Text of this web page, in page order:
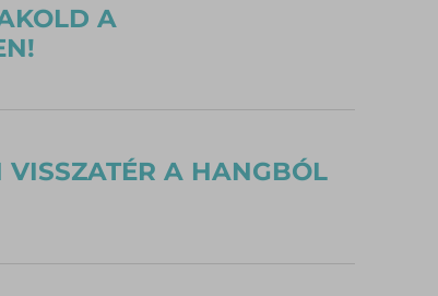
A
A HANGBÓL